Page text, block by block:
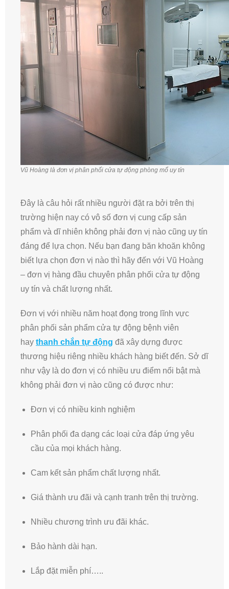
Vũ Hoàng là đơn vị phân phối cửa tự động phòng mổ uy tín
Đây là câu hỏi rất nhiều người đặt ra bởi trên thị
trường hiện nay có vô số đơn vị cung cấp sản
phẩm và dĩ nhiên không phải đơn vị nào cũng uy tín
đáng để lựa chọn. Nếu bạn đang băn khoăn không
biết lựa chọn đơn vị nào thì hãy đến với Vũ Hoàng
– đơn vị hàng đầu chuyên phân phối cửa tự động
uy tín và chất lượng nhất.
Đơn vị với nhiều năm hoạt đọng trong lĩnh vực
phân phối sản phẩm cửa tự động bệnh viên
hay thanh chắn tự động đã xây dựng được
thương hiệu riêng nhiều khách hàng biết đến. Sở dĩ
như vậy là do đơn vị có nhiều ưu điểm nổi bật mà
không phải đơn vị nào cũng có được như:
Đơn vị có nhiều kinh nghiệm
Phân phối đa dạng các loại cửa đáp ứng yêu
cầu của mọi khách hàng.
Cam kết sản phẩm chất lượng nhất.
Giá thành ưu đãi và cạnh tranh trên thị trường.
Nhiều chương trình ưu đãi khác.
Bảo hành dài hạn.
Lắp đặt miễn phí…..